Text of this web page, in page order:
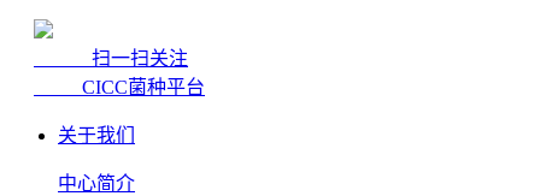
扫一扫关注
CICC菌种平台
关于我们
中心简介